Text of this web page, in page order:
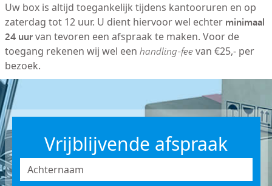
Uw box is altijd toegankelijk tijdens kantooruren en op
zaterdag tot 12 uur. U dient hiervoor wel echter minimaal
24 uurvan tevoren een afspraak te maken. Voor de
toegang rekenen wij wel een handling-feevan €25,- per
bezoek.
Vrijblijvende afspraak